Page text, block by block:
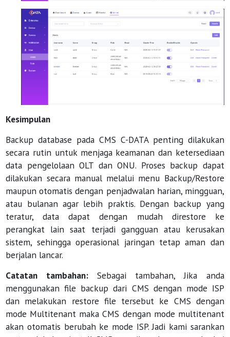
Kesimpulan
Backup database pada CMS C-DATA penting dilakukan
secara rutin untuk menjaga keamanan dan ketersediaan
data pengelolaan OLT dan ONU. Proses backup dapat
dilakukan secara manual melalui menu Backup/Restore
maupun otomatis dengan penjadwalan harian, mingguan,
atau bulanan agar lebih praktis. Dengan backup yang
teratur, data dapat dengan mudah direstore ke
perangkat lain saat terjadi gangguan atau kerusakan
sistem, sehingga operasional jaringan tetap aman dan
berjalan lancar.
Catatan tambahan:Sebagai tambahan, Jika anda
menggunakan file backup dari CMS dengan mode ISP
dan melakukan restore file tersebut ke CMS dengan
mode Multitenant maka CMS dengan mode multitenant
akan otomatis berubah ke mode ISP. Jadi kami sarankan